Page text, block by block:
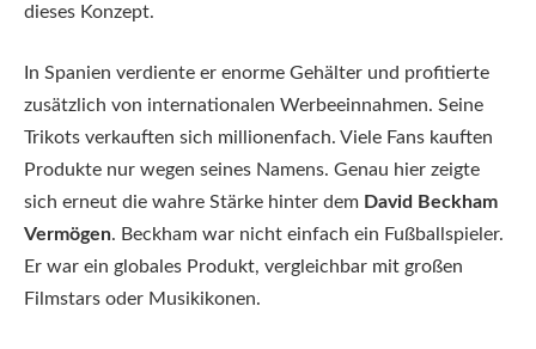
dieses Konzept.
In Spanien verdiente er enorme Gehälter und profitierte
zusätzlich von internationalen Werbeeinnahmen. Seine
Trikots verkauften sich millionenfach. Viele Fans kauften
Produkte nur wegen seines Namens. Genau hier zeigte
sich erneut die wahre Stärke hinter dem David Beckham
Vermögen. Beckham war nicht einfach ein Fußballspieler.
Er war ein globales Produkt, vergleichbar mit großen
Filmstars oder Musikikonen.